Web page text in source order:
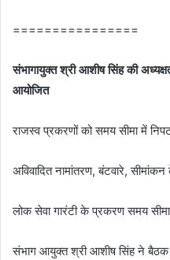
================
संभागायुक्त श्री आशीष सिंह की
आयोजित
राजस्व प्रकरणों को समय सीमा में
अविवादित नामांतरण, बंटवारे,
लोक सेवा गारंटी के प्रकरण समय सीमा
संभाग आयुक्त श्री आशीष सिंह ने बैठक